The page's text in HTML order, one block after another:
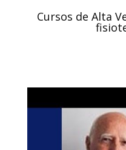
Cursos de Alta